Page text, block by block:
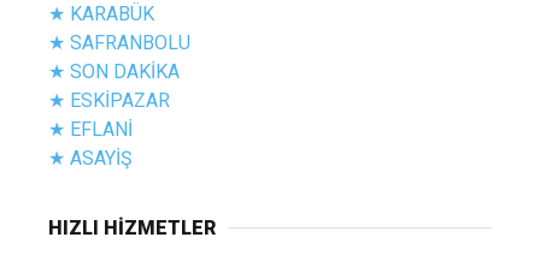
★ KARABÜK
★ SAFRANBOLU
★ SON DAKİKA
★ ESKİPAZAR
★ EFLANİ
★ ASAYİŞ
HIZLI HİZMETLER